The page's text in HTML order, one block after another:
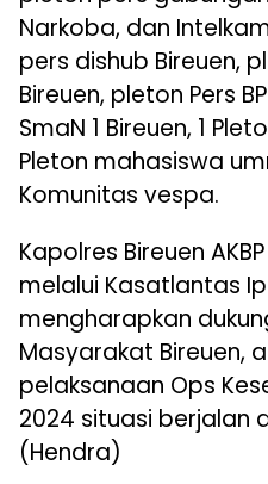
Narkoba, dan
pers dishub Bireuen,
Bireuen, pleton Pers
SmaN 1 Bireuen, 1
Pleton mahasiswa
Komunitas vespa.
Kapolres Bireuen
melalui Kasatlantas
mengharapkan
Masyarakat Bireuen,
pelaksanaan Ops
2024 situasi berjalan
(Hendra)